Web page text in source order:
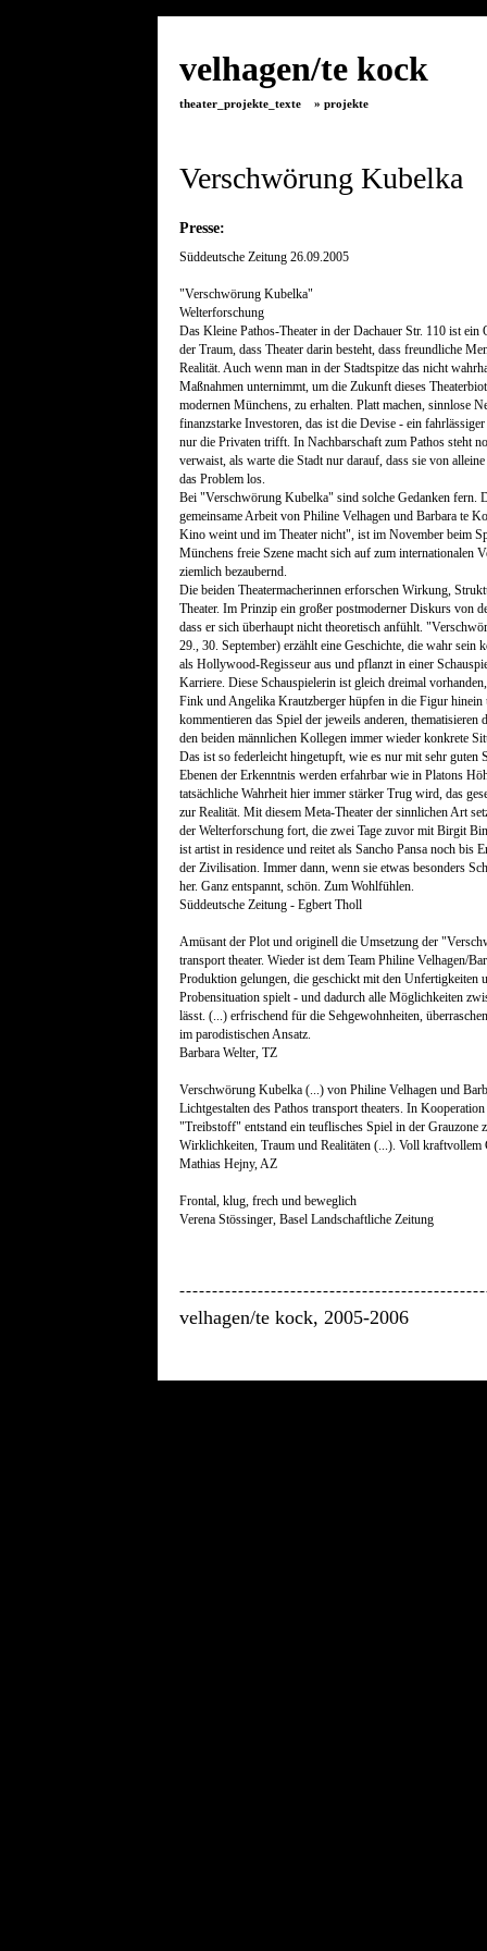
velhagen/te kock
theater_projekte_texte » projekte
Verschwörung
Presse:
Süddeutsche Zeitung 26.09.2005
"Verschwörung Kubelka"
Welterforschung
Das Kleine Pathos-Theater in der Dachauer Str. 110 ist
der Traum, dass Theater darin besteht, dass freundliche
Realität. Auch wenn man in der Stadtspitze das nicht
Maßnahmen unternimmt, um die Zukunft dieses
modernen Münchens, zu erhalten. Platt machen, sinnlose
finanzstarke Investoren, das ist die Devise - ein
nur die Privaten trifft. In Nachbarschaft zum Pathos steht
verwaist, als warte die Stadt nur darauf, dass sie von
das Problem los.
Bei "Verschwörung Kubelka" sind solche Gedanken fern.
gemeinsame Arbeit von Philine Velhagen und Barbara te
Kino weint und im Theater nicht", ist im November beim
Münchens freie Szene macht sich auf zum internationalen
ziemlich bezaubernd.
Die beiden Theatermacherinnen erforschen Wirkung,
Theater. Im Prinzip ein großer postmoderner Diskurs von
dass er sich überhaupt nicht theoretisch anfühlt.
29., 30. September) erzählt eine Geschichte, die wahr
als Hollywood-Regisseur aus und pflanzt in einer
Karriere. Diese Schauspielerin ist gleich dreimal
Fink und Angelika Krautzberger hüpfen in die Figur hinein
kommentieren das Spiel der jeweils anderen,
den beiden männlichen Kollegen immer wieder konkrete
Das ist so federleicht hingetupft, wie es nur mit sehr guten
Ebenen der Erkenntnis werden erfahrbar wie in Platons
tatsächliche Wahrheit hier immer stärker Trug wird, das
zur Realität. Mit diesem Meta-Theater der sinnlichen Art
der Welterforschung fort, die zwei Tage zuvor mit Birgit
ist artist in residence und reitet als Sancho Pansa noch bis
der Zivilisation. Immer dann, wenn sie etwas besonders
her. Ganz entspannt, schön. Zum Wohlfühlen.
Süddeutsche Zeitung - Egbert Tholl
Amüsant der Plot und originell die Umsetzung der
transport theater. Wieder ist dem Team Philine Velhagen/
Produktion gelungen, die geschickt mit den Unfertigkeiten
Probensituation spielt - und dadurch alle Möglichkeiten
lässt. (...) erfrischend für die Sehgewohnheiten,
im parodistischen Ansatz.
Barbara Welter, TZ
Verschwörung Kubelka (...) von Philine Velhagen und
Lichtgestalten des Pathos transport theaters. In
"Treibstoff" entstand ein teuflisches Spiel in der Grauzone
Wirklichkeiten, Traum und Realitäten (...). Voll kraftvollem
Mathias Hejny, AZ
Frontal, klug, frech und beweglich
Verena Stössinger, Basel Landschaftliche Zeitung
velhagen/te kock, 2005-2006